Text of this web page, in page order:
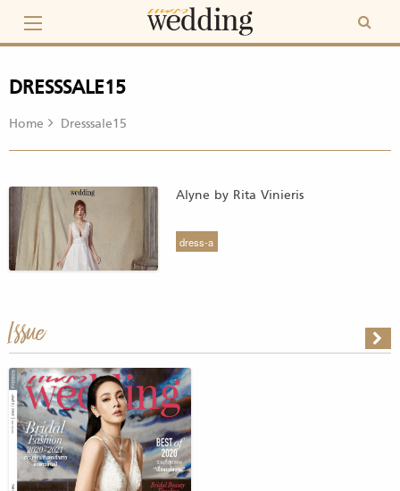
content
DRESSSALE15
Home Dresssale15
Alyne by Rita Vinieris
dress-a
Issue